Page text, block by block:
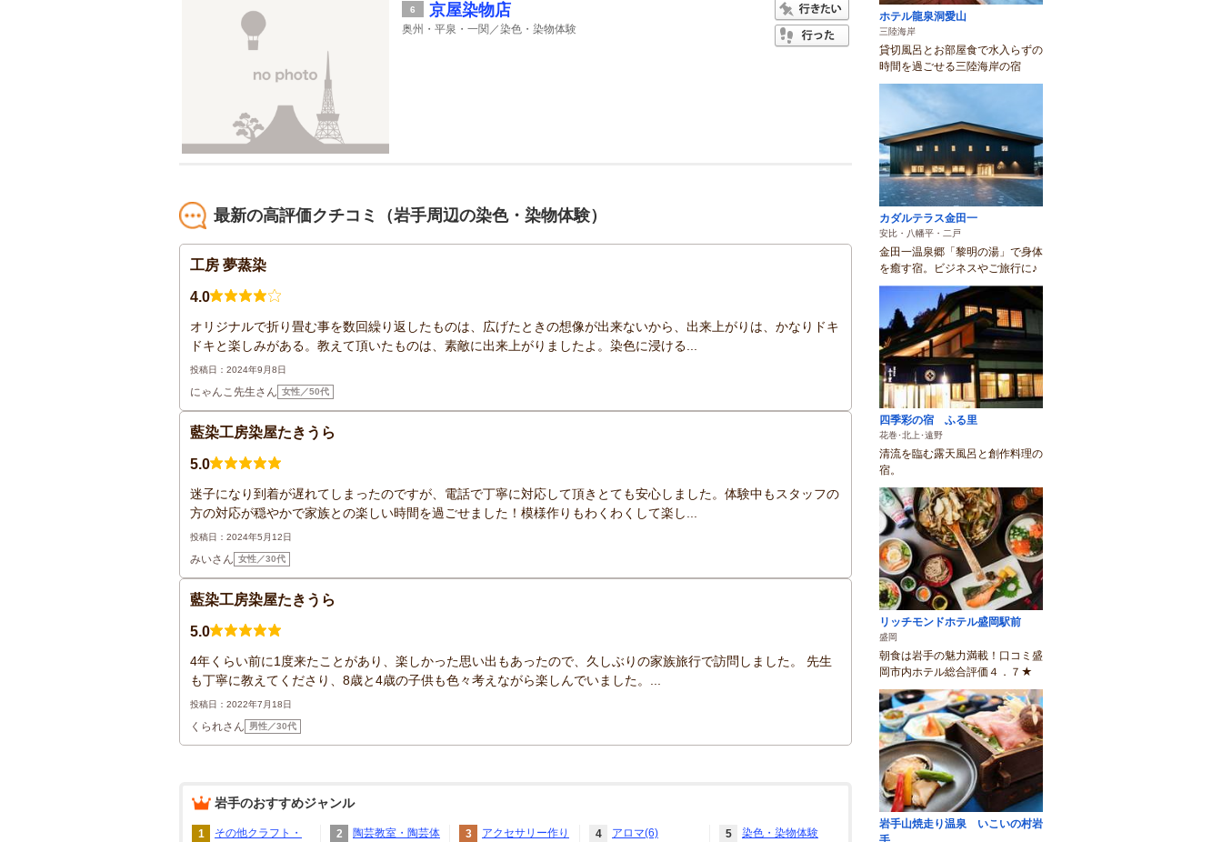
6 京屋染物店
奥州・平泉・一関／染色・染物体験
最新の高評価クチコミ（岩手周辺の染色・染物体験）
工房 夢蒸染
4.0
オリジナルで折り畳む事を数回繰り返したものは、広げたときの想像が出来ないから、出来上がりは、かなりドキ
ドキと楽しみがある。教えて頂いたものは、素敵に出来上がりましたよ。染色に浸ける...
投稿日：2024年9月8日
にゃんこ先生さん 女性／50代
藍染工房染屋たきうら
5.0
迷子になり到着が遅れてしまったのですが、電話で丁寧に対応して頂きとても安心しました。体験中もスタッフの
方の対応が穏やかで家族との楽しい時間を過ごせました！模様作りもわくわくして楽し...
投稿日：2024年5月12日
みいさん 女性／30代
藍染工房染屋たきうら
5.0
4年くらい前に1度来たことがあり、楽しかった思い出もあったので、久しぶりの家族旅行で訪問しました。 先生
も丁寧に教えてくださり、8歳と4歳の子供も色々考えながら楽しんでいました。...
投稿日：2022年7月18日
くられさん 男性／30代
岩手のおすすめジャンル
1 その他クラフト・ 2 陶芸教室・陶芸体 3 アクセサリー作り 4 アロマ(6) 5 染色・染物体験
ホテル龍泉洞愛山
三陸海岸
貸切風呂とお部屋食で水入らずの
時間を過ごせる三陸海岸の宿
カダルテラス金田一
安比・八幡平・二戸
金田一温泉郷「黎明の湯」で身体
を癒す宿。ビジネスやご旅行に♪
四季彩の宿 ふる里
花巻･北上･遠野
清流を臨む露天風呂と創作料理の
宿。
リッチモンドホテル盛岡駅前
盛岡
朝食は岩手の魅力満載！口コミ盛
岡市内ホテル総合評価４．７★
岩手山焼走り温泉 いこいの村岩